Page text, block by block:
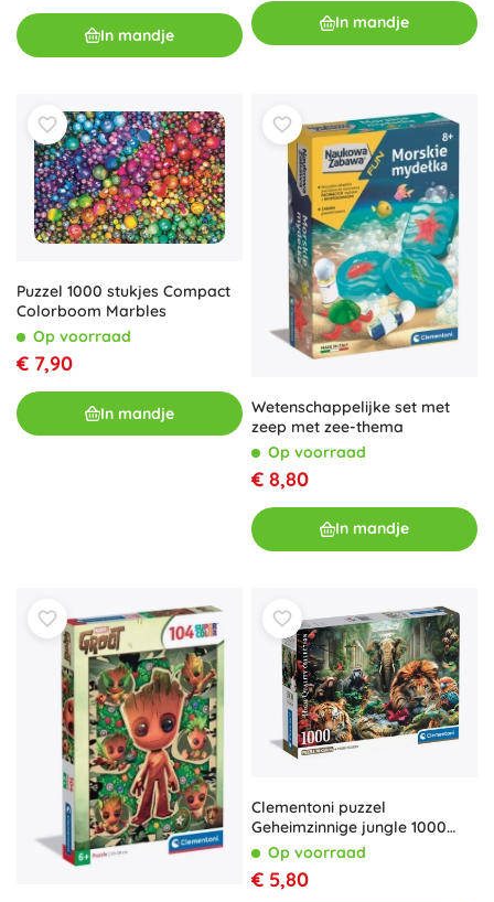
In mandje
In mandje
Puzzel 1000 stukjes Compact
Colorboom Marbles
Op voorraad
€ 7,90
In mandje
Wetenschappelijke set met
zeep met zee-thema
Op voorraad
€ 8,80
In mandje
Clementoni puzzel
Geheimzinnige jungle 1000
stukjes
Op voorraad
€ 5,80